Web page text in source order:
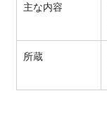
主な内容
所蔵